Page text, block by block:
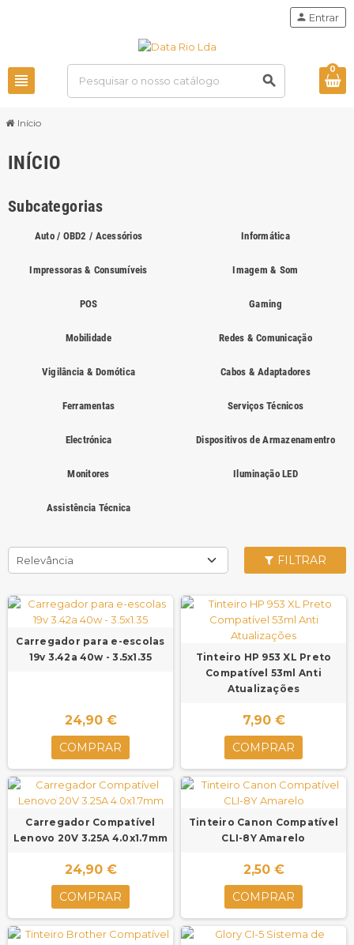
view_headline search
person Entrar
0
Início
INÍCIO
Subcategorias
Auto / OBD2 / Acessórios Informática
Impressoras & Consumíveis Imagem & Som
POS Gaming
Mobilidade Redes & Comunicação
Vigilância & Domótica Cabos & Adaptadores
Ferramentas Serviços Técnicos
Electrónica Dispositivos de Armazenamentro
Monitores Iluminação LED
Assistência Técnica
Relevância FILTRAR
Carregador para e-escolas
19v 3.42a 40w - 3.5x1.35
24,90 €
COMPRAR
Tinteiro HP 953 XL Preto
Compatível 53ml Anti
Atualizações
7,90 €
COMPRAR
Carregador Compatível
Lenovo 20V 3.25A 4.0x1.7mm
24,90 €
COMPRAR
Tinteiro Canon Compatível
CLI-8Y Amarelo
2,50 €
COMPRAR